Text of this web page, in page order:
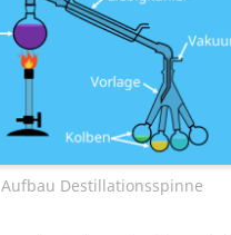
Aufbau Destillationsspinne